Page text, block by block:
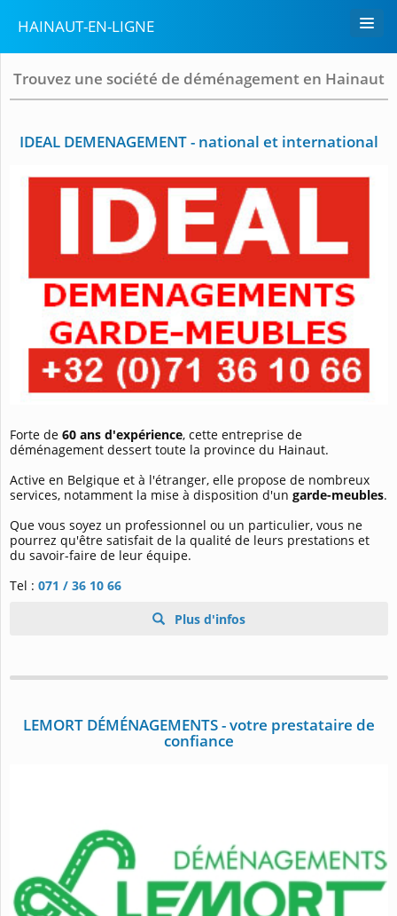
HAINAUT-EN-LIGNE
Trouvez une société de déménagement en Hainaut
IDEAL DEMENAGEMENT - national et international
Forte de 60 ans d'expérience, cette entreprise de
déménagement dessert toute la province du Hainaut.
Active en Belgique et à l'étranger, elle propose de nombreux
services, notamment la mise à disposition d'un garde-meubles.
Que vous soyez un professionnel ou un particulier, vous ne
pourrez qu'être satisfait de la qualité de leurs prestations et
du savoir-faire de leur équipe.
Tel : 071 / 36 10 66
Plus d'infos
LEMORT DÉMÉNAGEMENTS - votre prestataire de
confiance